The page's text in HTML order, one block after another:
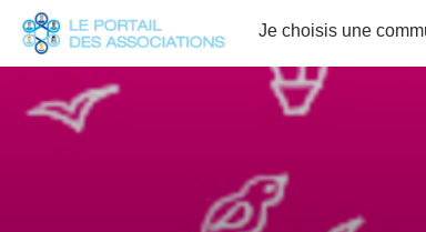
Je choisis une
Panneau de gestion des cookies